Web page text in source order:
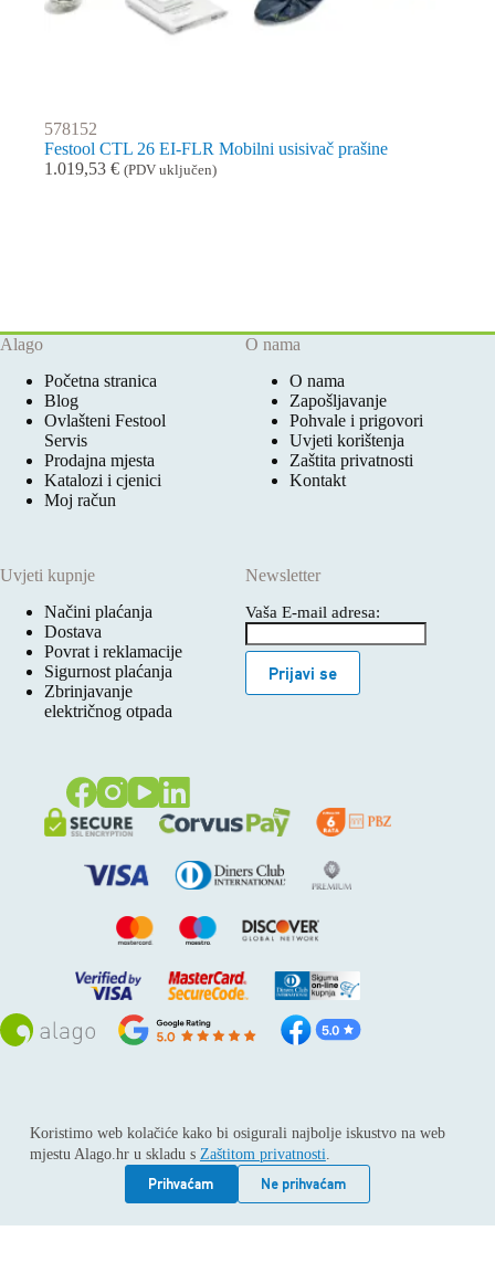
Koristimo web kolačiće kako bi osigurali najbolje iskustvo na web
mjestu Alago.hr u skladu s Zaštitom privatnosti.
Prihvaćam
Ne prihvaćam
578152
Festool CTL 26 EI-FLR Mobilni usisivač prašine
1.019,53 € (PDV uključen)
Alago
Početna stranica
Blog
Ovlašteni Festool
Servis
Prodajna mjesta
Katalozi i cjenici
Moj račun
O nama
O nama
Zapošljavanje
Pohvale i prigovori
Uvjeti korištenja
Zaštita privatnosti
Kontakt
Uvjeti kupnje
Načini plaćanja
Dostava
Povrat i reklamacije
Sigurnost plaćanja
Zbrinjavanje
električnog otpada
Newsletter
Vaša E-mail adresa:
Prijavi se
Sva prava pridržana © 2026
Alago
ALAGO d.o.o. trgovina, usluge i zastupanje stranih tvrtki /
Adresa: Horvati 112, 10436 Rakov potok / Telefon: +385 1
6539 392 / E-mail: kontakt@alago.hr / Podaci o subjektu:
Subjekt je upisan kod Trgovačkog suda u Zagrebu pod
reg.uloškom broj 1-53420. / MBS: 080046630 / OIB: